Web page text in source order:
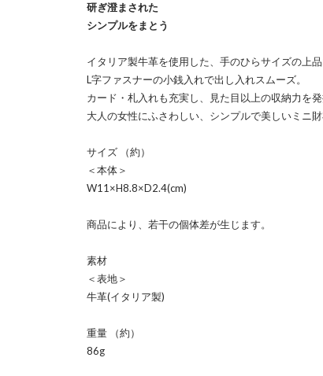
研ぎ澄まされた
シンプルをまとう
イタリア製牛革を使用した、手のひらサイズの上品
L字ファスナーの小銭入れで出し入れスムーズ。
カード・札入れも充実し、見た目以上の収納力を発
大人の女性にふさわしい、シンプルで美しいミニ財
サイズ （約）
＜本体＞
W11×H8.8×D2.4(cm)
商品により、若干の個体差が生じます。
素材
＜表地＞
牛革(イタリア製)
重量 （約）
86g